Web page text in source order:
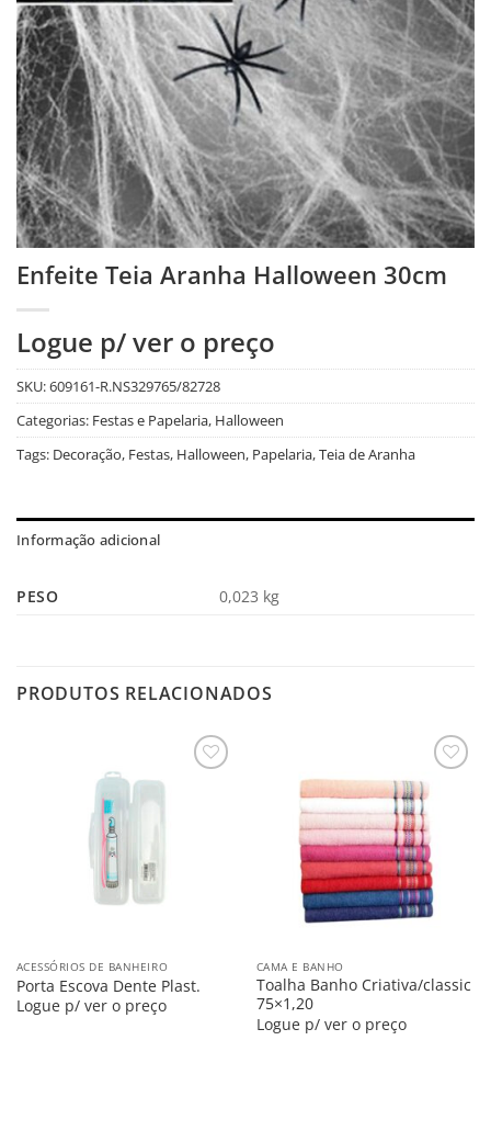
Enfeite Teia Aranha Halloween 30cm
Logue p/ ver o preço
SKU:609161-R.NS329765/82728
Categorias: Festas e Papelaria, Halloween
Tags: Decoração, Festas, Halloween, Papelaria,Teia de Aranha
Informação adicional
PESO 0,023 kg
PRODUTOS RELACIONADOS
ACESSÓRIOS DE BANHEIRO
Porta Escova Dente Plast.
Logue p/ ver o preço
Salvar
CAMA E BANHO
Toalha Banho Criativa/classic
75×1,20
Logue p/ ver o preço